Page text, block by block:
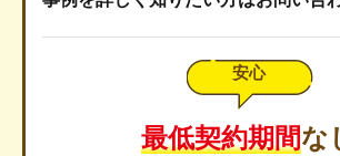
安心
最低契約期間な